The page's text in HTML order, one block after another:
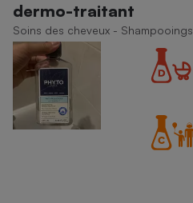
dermo-traitant
Soins des cheveux - Shampooings